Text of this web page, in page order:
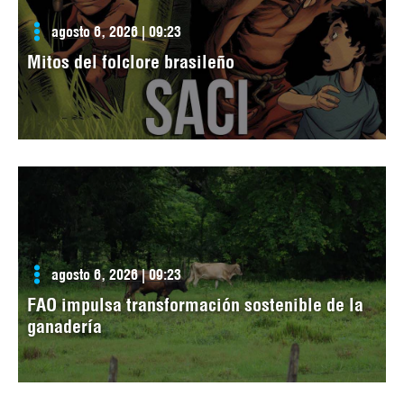
agosto 6, 2026 | 09:23
Mitos del folclore brasileño
agosto 6, 2026 | 09:23
FAO impulsa transformación sostenible de la
ganadería